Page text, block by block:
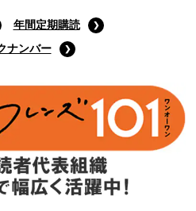
年間定期購読
ナンバー